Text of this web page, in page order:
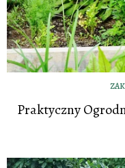
Praktyczny